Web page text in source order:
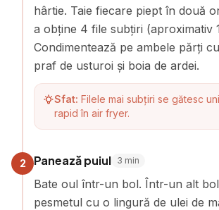
hârtie. Taie fiecare piept în două
a obține 4 file subțiri (aproximativ
Condimentează pe ambele părți
praf de usturoi și boia de ardei.
Sfat: Filele mai subțiri se gătesc
rapid în air fryer.
2 Panează puiul 3 min
Bate oul într-un bol. Într-un alt
pesmetul cu o lingură de ulei de